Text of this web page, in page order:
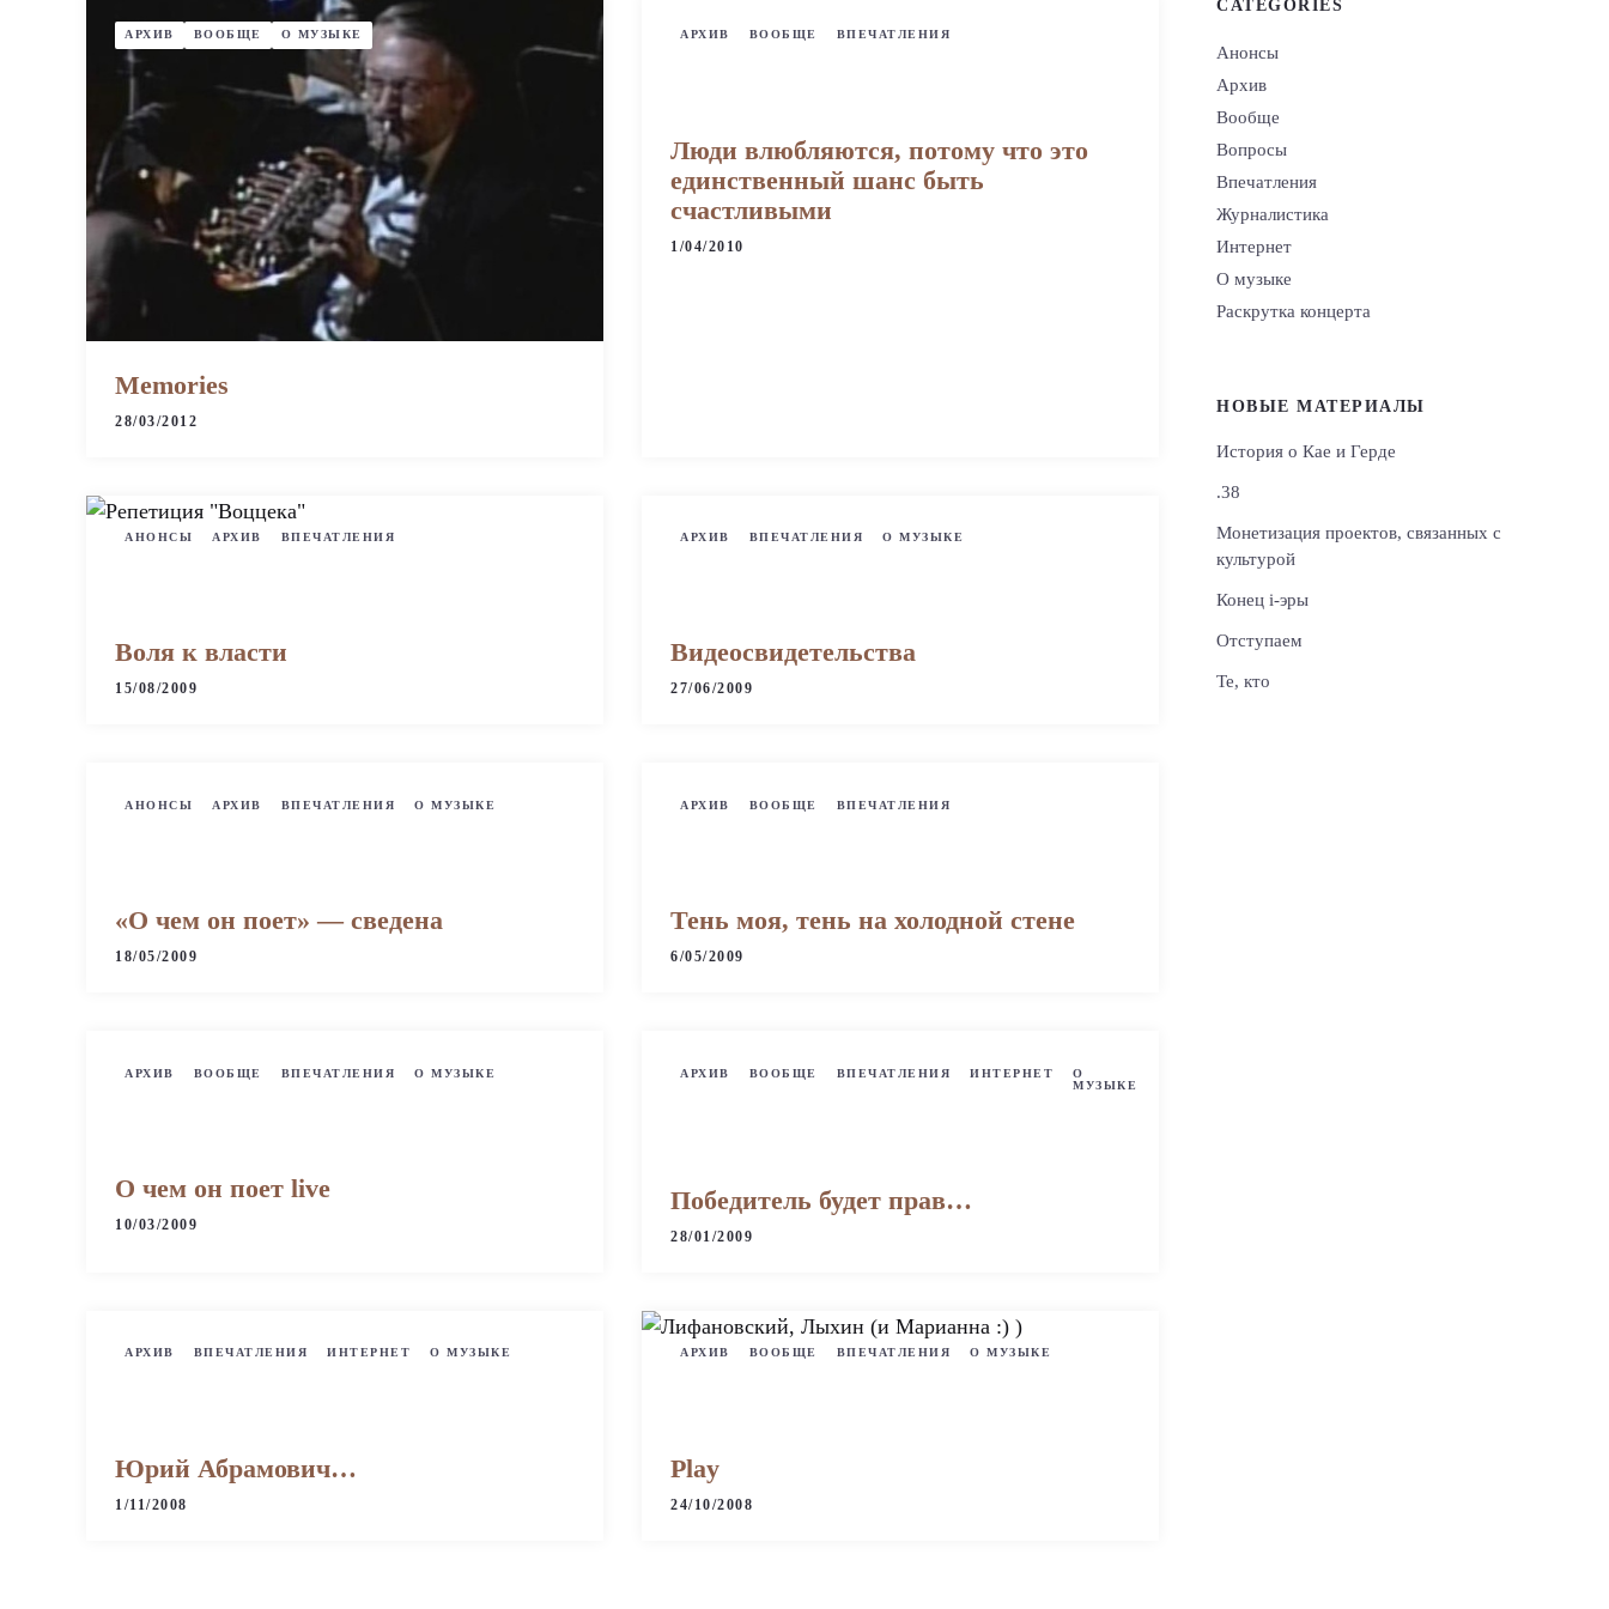
АРХИВ ВООБЩЕ О МУЗЫКЕ
Memories
28/03/2012
АРХИВ ВООБЩЕ ВПЕЧАТЛЕНИЯ
Люди влюбляются, потому что это
единственный шанс быть
счастливыми
1/04/2010
АНОНСЫ АРХИВ ВПЕЧАТЛЕНИЯ
Воля к власти
15/08/2009
АРХИВ ВПЕЧАТЛЕНИЯ О МУЗЫКЕ
Видеосвидетельства
27/06/2009
АНОНСЫ АРХИВ ВПЕЧАТЛЕНИЯ О МУЗЫКЕ
«О чем он поет» — сведена
18/05/2009
АРХИВ ВООБЩЕ ВПЕЧАТЛЕНИЯ
Тень моя, тень на холодной стене
6/05/2009
АРХИВ ВООБЩЕ ВПЕЧАТЛЕНИЯ О МУЗЫКЕ
О чем он поет live
10/03/2009
АРХИВ ВООБЩЕ ВПЕЧАТЛЕНИЯ ИНТЕРНЕТ
О
МУЗЫКЕ
Победитель будет прав…
28/01/2009
АРХИВ ВПЕЧАТЛЕНИЯ ИНТЕРНЕТ О МУЗЫКЕ
Юрий Абрамович…
1/11/2008
АРХИВ ВООБЩЕ ВПЕЧАТЛЕНИЯ О МУЗЫКЕ
Play
24/10/2008
CATEGORIES
Анонсы
Архив
Вообще
Вопросы
Впечатления
Журналистика
Интернет
О музыке
Раскрутка концерта
НОВЫЕ МАТЕРИАЛЫ
История о Кае и Герде
.38
Монетизация проектов, связанных с
культурой
Конец i-эры
Отступаем
Те, кто